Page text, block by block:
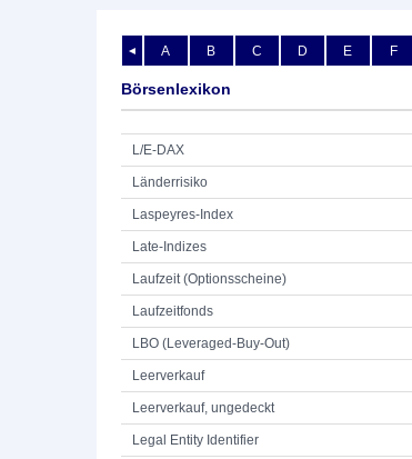
◄ A B C D E F
Börsenlexikon
L/E-DAX
Länderrisiko
Laspeyres-Index
Late-Indizes
Laufzeit (Optionsscheine)
Laufzeitfonds
LBO (Leveraged-Buy-Out)
Leerverkauf
Leerverkauf, ungedeckt
Legal Entity Identifier